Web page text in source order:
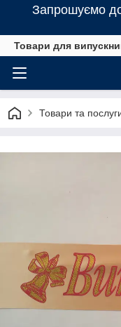
Запрошуємо
Товари для
Товари та